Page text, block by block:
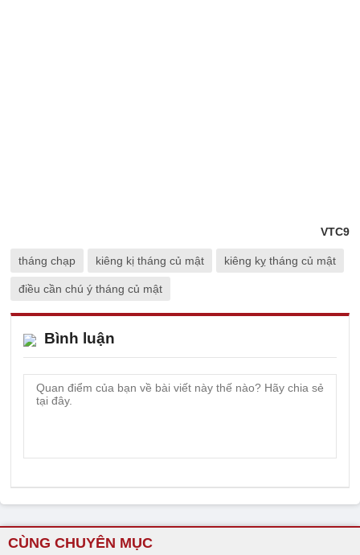
VTC9
tháng chạp kiêng kị tháng củ mật kiêng kỵ tháng củ mật
điều cần chú ý tháng củ mật
Bình luận
CÙNG CHUYÊN MỤC